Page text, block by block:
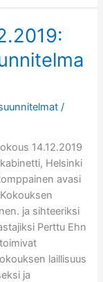
/
14.12.2019
Helsinki
avasi
ja sihteeriksi
Perttu Ehn
laillisuus
ja